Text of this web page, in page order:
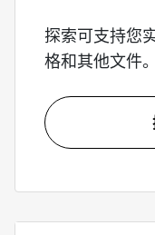
探索可支持您
格和其他文件。